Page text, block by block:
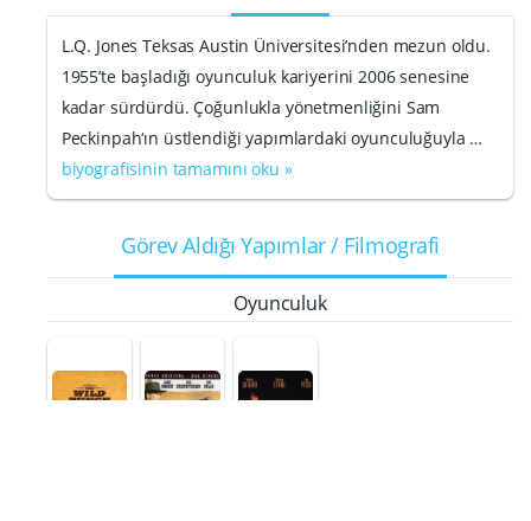
L.Q. Jones Teksas Austin Üniversitesi’nden mezun oldu.
1955’te başladığı oyunculuk kariyerini 2006 senesine
kadar sürdürdü. Çoğunlukla yönetmenliğini Sam
Peckinpah‘ın üstlendiği yapımlardaki oyunculuğuyla …
biyografisinin tamamını oku »
Görev Aldığı Yapımlar / Filmografi
Oyunculuk